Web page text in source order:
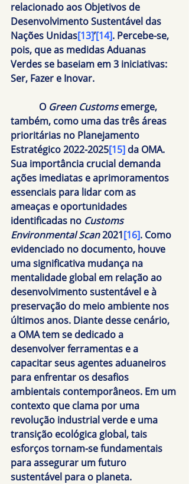
relacionado aos Objetivos de
Desenvolvimento Sustentável das
Nações Unidas[13]’[14]. Percebe-se,
pois, que as medidas Aduanas
Verdes se baseiam em 3 iniciativas:
Ser, Fazer e Inovar.
O Green Customs emerge,
também, como uma das três áreas
prioritárias no Planejamento
Estratégico 2022-2025[15] da OMA.
Sua importância crucial demanda
ações imediatas e aprimoramentos
essenciais para lidar com as
ameaças e oportunidades
identificadas no Customs
Environmental Scan 2021[16]. Como
evidenciado no documento, houve
uma significativa mudança na
mentalidade global em relação ao
desenvolvimento sustentável e à
preservação do meio ambiente nos
últimos anos. Diante desse cenário,
a OMA tem se dedicado a
desenvolver ferramentas e a
capacitar seus agentes aduaneiros
para enfrentar os desafios
ambientais contemporâneos. Em um
contexto que clama por uma
revolução industrial verde e uma
transição ecológica global, tais
esforços tornam-se fundamentais
para assegurar um futuro
sustentável para o planeta.